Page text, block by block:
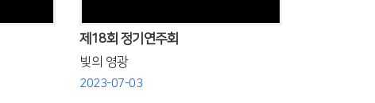
제18회 정기연주회
빛의 영광
2023-07-03